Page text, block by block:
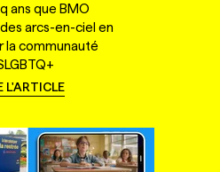
ans que BMO
arcs-en-ciel en
la communauté
L'ARTICLE